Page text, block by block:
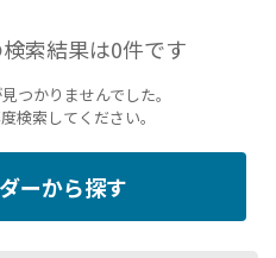
索結果は0件です
つかりませんでした。
検索してください。
ーから探す